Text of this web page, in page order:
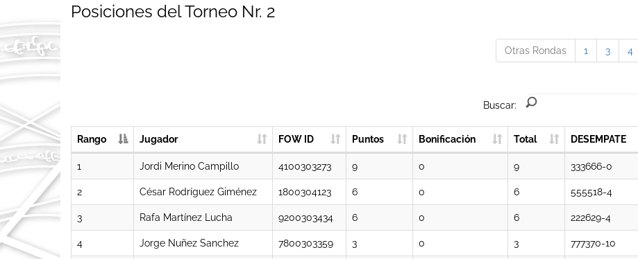
Posiciones del Torneo Nr. 2
Otras Rondas 1 3 4
Buscar:
Rango Jugador FOW ID Puntos Bonificación Total DESEMPATE
1 Jordi Merino Campillo 4100303273 9 0 9 333666-0
2 César Rodríguez Giménez 1800304123 6 0 6 555518-4
3 Rafa Martínez Lucha 9200303434 6 0 6 222629-4
4 Jorge Nuñez Sanchez 7800303359 3 0 3 777370-10